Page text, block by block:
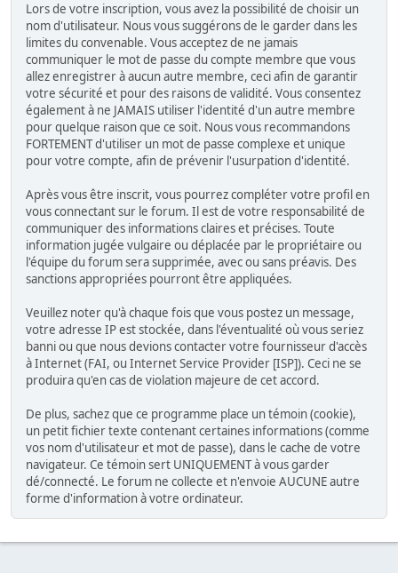
Lors de votre inscription, vous avez la possibilité de choisir un
nom d'utilisateur. Nous vous suggérons de le garder dans les
limites du convenable. Vous acceptez de ne jamais
communiquer le mot de passe du compte membre que vous
allez enregistrer à aucun autre membre, ceci afin de garantir
votre sécurité et pour des raisons de validité. Vous consentez
également à ne JAMAIS utiliser l'identité d'un autre membre
pour quelque raison que ce soit. Nous vous recommandons
FORTEMENT d'utiliser un mot de passe complexe et unique
pour votre compte, afin de prévenir l'usurpation d'identité.
Après vous être inscrit, vous pourrez compléter votre profil en
vous connectant sur le forum. Il est de votre responsabilité de
communiquer des informations claires et précises. Toute
information jugée vulgaire ou déplacée par le propriétaire ou
l'équipe du forum sera supprimée, avec ou sans préavis. Des
sanctions appropriées pourront être appliquées.
Veuillez noter qu'à chaque fois que vous postez un message,
votre adresse IP est stockée, dans l'éventualité où vous seriez
banni ou que nous devions contacter votre fournisseur d'accès
à Internet (FAI, ou Internet Service Provider [ISP]). Ceci ne se
produira qu'en cas de violation majeure de cet accord.
De plus, sachez que ce programme place un témoin (cookie),
un petit fichier texte contenant certaines informations (comme
vos nom d'utilisateur et mot de passe), dans le cache de votre
navigateur. Ce témoin sert UNIQUEMENT à vous garder
dé/connecté. Le forum ne collecte et n'envoie AUCUNE autre
forme d'information à votre ordinateur.